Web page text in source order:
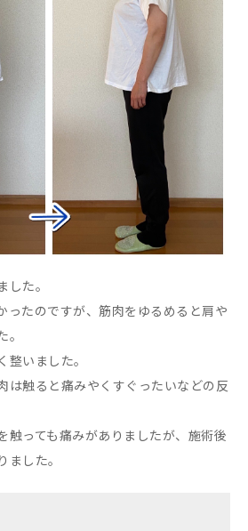
た。
ったのですが、筋肉をゆるめると肩や
いました。
は触ると痛みやくすぐったいなどの反
触っても痛みがありましたが、施術後
した。